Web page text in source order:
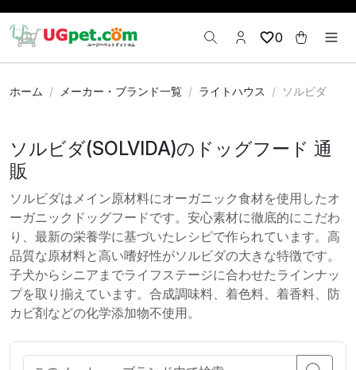
0
ホーム メーカー・ブランド一覧 ライトハウス ソルビダ
ソルビダ(SOLVIDA)のドッグフード 通
販
ソルビダはメイン原材料にオーガニック食材を使用したオ
ーガニックドッグフードです。安心素材に徹底的にこだわ
り、最新の栄養学に基づいたレシピで作られています。高
品質な原材料と高い嗜好性がソルビダの大きな特徴です。
子犬からシニアまでライフステージに合わせたラインナッ
プを取り揃えています。合成調味料、着色料、着香料、防
カビ剤などの化学添加物不使用。